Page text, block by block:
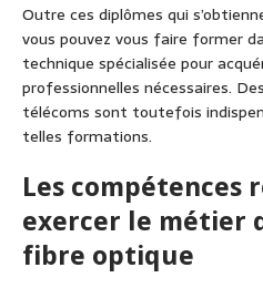
Outre ces diplômes qui
vous pouvez vous faire former
technique spécialisée pour
professionnelles nécessaires.
télécoms sont toutefois
telles formations.
Les compétences
exercer le métier
fibre optique